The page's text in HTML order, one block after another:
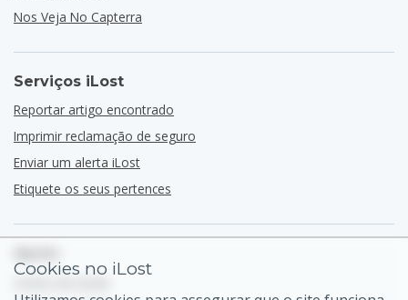
Nos Veja No Capterra
Serviços iLost
Reportar artigo encontrado
Imprimir reclamação de seguro
Enviar um alerta iLost
Etiquete os seus pertences
Cookies no iLost